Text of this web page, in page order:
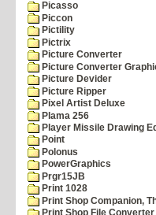
Picasso
Piccon
Pictility
Pictrix
Picture Converter
Picture Converter
Picture Devider
Picture Ripper
Pixel Artist Deluxe
Plama 256
Player Missile Drawing
Point
Polonus
PowerGraphics
Prgr15JB
Print 1028
Print Shop Companion,
Print Shop File Converter